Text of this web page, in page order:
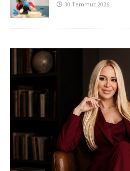
30 Temmuz 2026